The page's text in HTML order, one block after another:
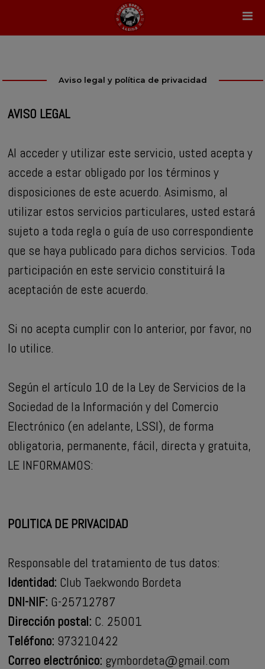
Aviso legal y política de privacidad
AVISO LEGAL
Al acceder y utilizar este servicio, usted acepta y
accede a estar obligado por los términos y
disposiciones de este acuerdo. Asimismo, al
utilizar estos servicios particulares, usted estará
sujeto a toda regla o guía de uso correspondiente
que se haya publicado para dichos servicios. Toda
participación en este servicio constituirá la
aceptación de este acuerdo.
Si no acepta cumplir con lo anterior, por favor, no
lo utilice.
Según el artículo 10 de la Ley de Servicios de la
Sociedad de la Información y del Comercio
Electrónico (en adelante, LSSI), de forma
obligatoria, permanente, fácil, directa y gratuita,
LE INFORMAMOS:
POLITICA DE PRIVACIDAD
Responsable del tratamiento de tus datos:
Identidad: Club Taekwondo Bordeta
DNI-NIF: G-25712787
Dirección postal: C. 25001
Teléfono: 973210422
Correo electrónico: gymbordeta@gmail.com